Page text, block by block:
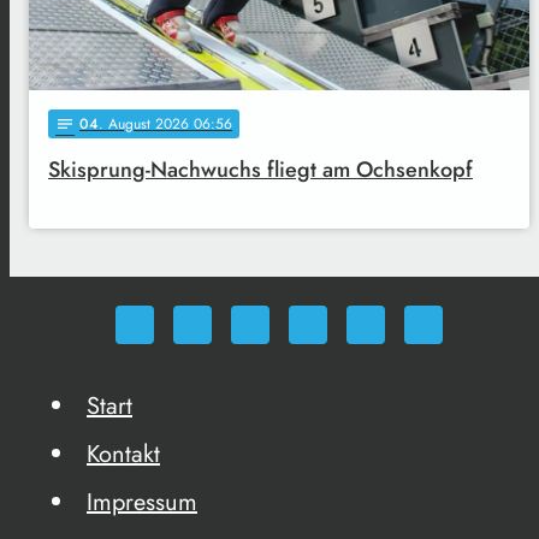
notes 04. August 2026 06:56
Skisprung-Nachwuchs fliegt am Ochsenkopf
Start
Kontakt
Impressum